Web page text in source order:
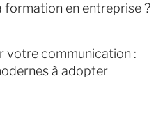
formation en entreprise ?
votre communication :
à adopter